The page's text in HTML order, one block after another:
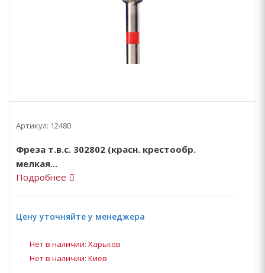
Артикул: 12480
Фреза т.в.с. 302802 (красн. крестообр.
мелкая...
Подробнее
Цену уточняйте у менеджера
Нет в наличии: Харьков
Нет в наличии: Киев